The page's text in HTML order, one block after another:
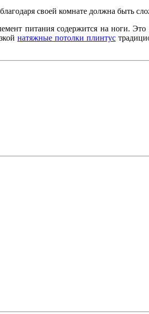
своей комнате должна быть
питания содержится на ноги.
натяжные потолки плинтус